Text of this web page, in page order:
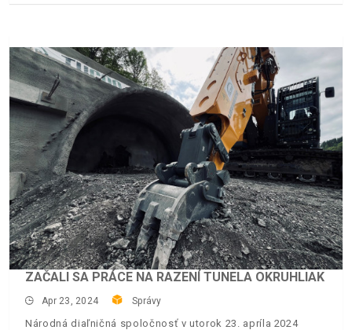
ZAČALI SA PRÁCE NA RAZENÍ TUNELA OKRUHLIAK
Apr 23, 2024 Správy
Národná diaľničná spoločnosť v utorok 23. apríla 2024